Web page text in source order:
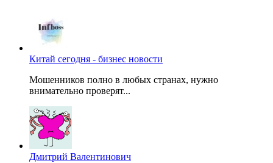
Китай сегодня - бизнес новости
Мошенников полно в любых странах, нужно
внимательно проверят...
Дмитрий Валентинович